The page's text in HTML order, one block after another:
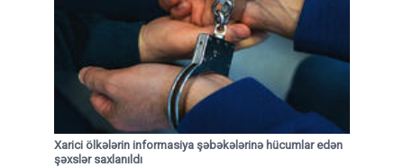
Xarici ölkələrin informasiya şəbəkələrinə hücumlar edən
şəxslər saxlanıldı